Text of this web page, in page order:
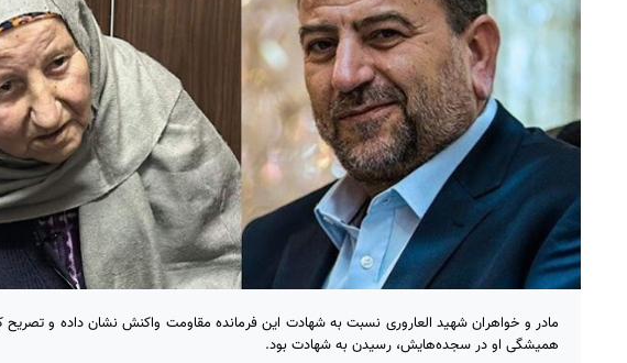
مادر و خواهران شهید العاروری نسبت به شهادت این فرمانده مقاومت واکنش نشان داده و تصریح
همیشگی او در سجده‌هایش، رسیدن به شهادت بود.